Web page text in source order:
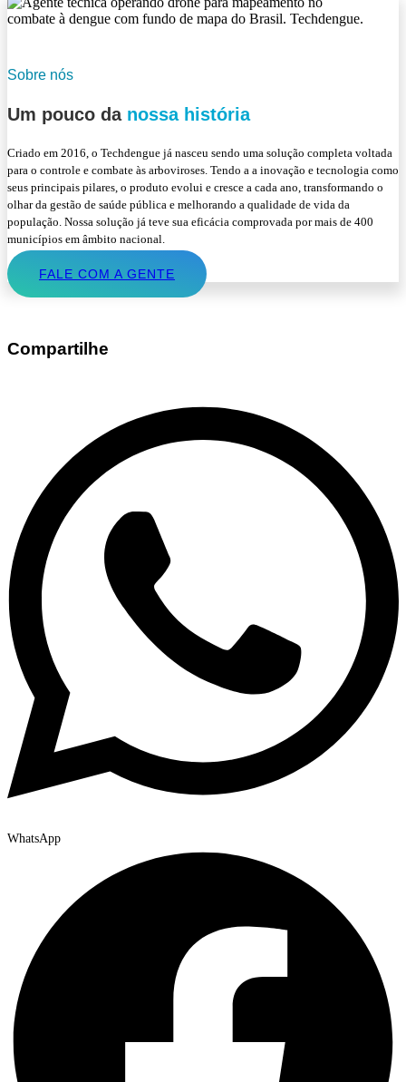
Sobre nós
Um pouco danossa história
Criado em 2016, o Techdengue já nasceu sendo uma solução completa voltada
para o controle e combate às arboviroses. Tendo a a inovação e tecnologia como
seus principais pilares, o produto evolui e cresce a cada ano, transformando o
olhar da gestão de saúde pública e melhorando a qualidade de vida da
população. Nossa solução já teve sua eficácia comprovada por mais de 400
municípios em âmbito nacional.
FALE COM A GENTE
Compartilhe
WhatsApp